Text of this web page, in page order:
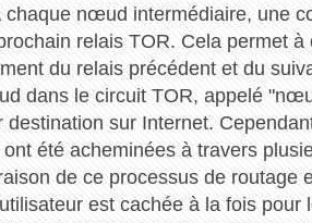
nœud intermédiaire, une
relais TOR. Cela permet
du relais précédent et du
dans le circuit TOR, appelé
sur Internet.
été acheminées à travers
de ce processus de routage
est cachée à la fois pour